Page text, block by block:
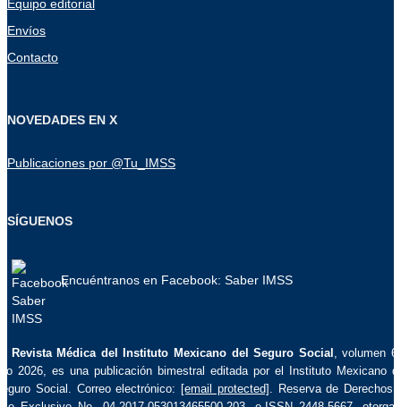
Equipo editorial
Envíos
Contacto
NOVEDADES EN X
Publicaciones por @Tu_IMSS
SÍGUENOS
Encuéntranos en Facebook: Saber IMSS
Revista Médica del Instituto Mexicano del Seguro Social , volumen
2026, es una publicación bimestral editada por el Instituto Mexicano
Social. Correo electrónico: [email protected] . Reserva de Derechos